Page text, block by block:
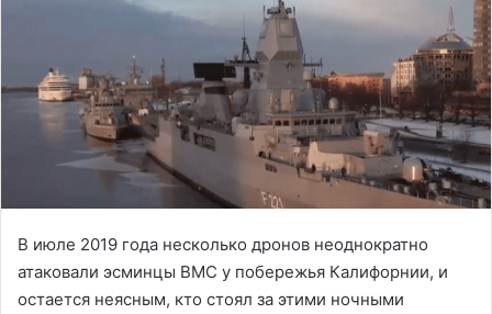
В июле 2019 года несколько дронов неоднократно
атаковали эсминцы ВМС у побережья Калифорнии, и
остается неясным, кто стоял за этими ночными